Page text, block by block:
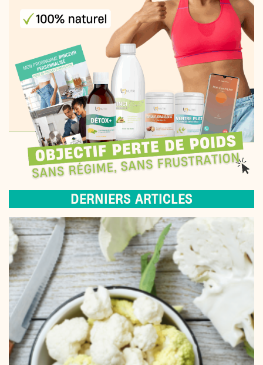
DERNIERS ARTICLES